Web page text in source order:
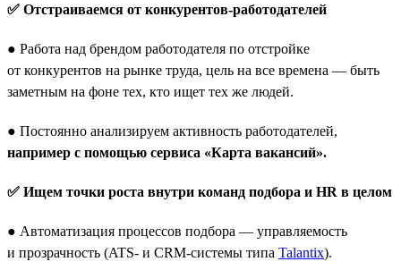
✅ Отстраиваемся от конкурентов-работодателей
● Работа над брендом работодателя по отстройке
от конкурентов на рынке труда, цель на все времена — быть
заметным на фоне тех, кто ищет тех же людей.
● Постоянно анализируем активность работодателей,
например с помощью сервиса «Карта вакансий».
✅ Ищем точки роста внутри команд подбора и HR в целом
● Автоматизация процессов подбора — управляемость
и прозрачность (ATS- и CRM-системы типа Talantix).